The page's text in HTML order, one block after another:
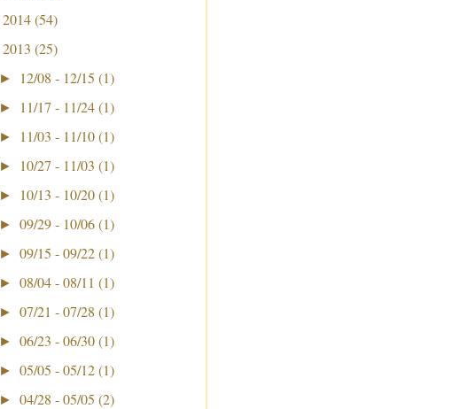
2014 (54)
2013 (25)
► 12/08 - 12/15 (1)
► 11/17 - 11/24 (1)
► 11/03 - 11/10 (1)
► 10/27 - 11/03 (1)
► 10/13 - 10/20 (1)
► 09/29 - 10/06 (1)
► 09/15 - 09/22 (1)
► 08/04 - 08/11 (1)
► 07/21 - 07/28 (1)
► 06/23 - 06/30 (1)
► 05/05 - 05/12 (1)
► 04/28 - 05/05 (2)